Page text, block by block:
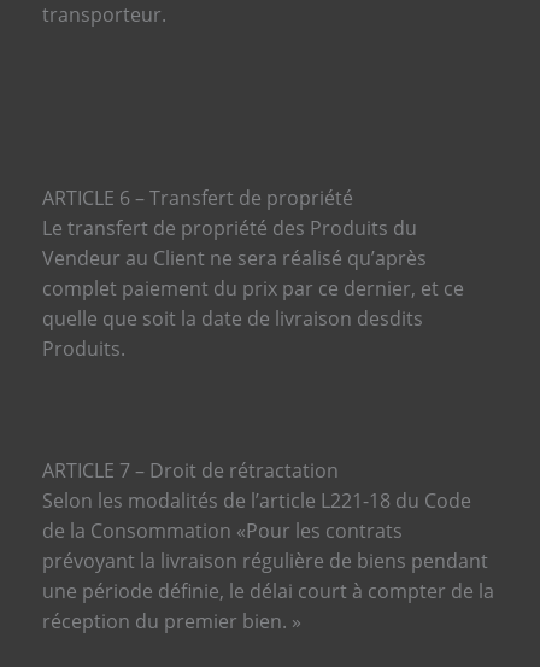
transporteur.
ARTICLE 6 – Transfert de propriété
Le transfert de propriété des Produits du
Vendeur au Client ne sera réalisé qu’après
complet paiement du prix par ce dernier, et ce
quelle que soit la date de livraison desdits
Produits.
ARTICLE 7 – Droit de rétractation
Selon les modalités de l’article L221-18 du Code
de la Consommation «Pour les contrats
prévoyant la livraison régulière de biens pendant
une période définie, le délai court à compter de la
réception du premier bien. »